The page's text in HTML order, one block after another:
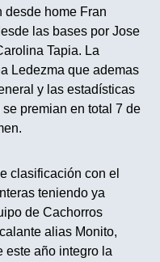
desde home Fran
las bases por Jose
Tapia. La
Ledezma que ademas
y las estadísticas
premian en total 7 de
clasificación con el
teniendo ya
de Cachorros
alias Monito,
este año integro la